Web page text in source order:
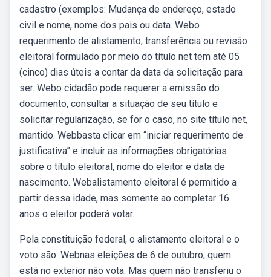
cadastro (exemplos: Mudança de endereço, estado
civil e nome, nome dos pais ou data. Webo
requerimento de alistamento, transferência ou revisão
eleitoral formulado por meio do título net tem até 05
(cinco) dias úteis a contar da data da solicitação para
ser. Webo cidadão pode requerer a emissão do
documento, consultar a situação de seu título e
solicitar regularização, se for o caso, no site título net,
mantido. Webbasta clicar em “iniciar requerimento de
justificativa” e incluir as informações obrigatórias
sobre o título eleitoral, nome do eleitor e data de
nascimento. Webalistamento eleitoral é permitido a
partir dessa idade, mas somente ao completar 16
anos o eleitor poderá votar.
Pela constituição federal, o alistamento eleitoral e o
voto são. Webnas eleições de 6 de outubro, quem
está no exterior não vota. Mas quem não transferiu o